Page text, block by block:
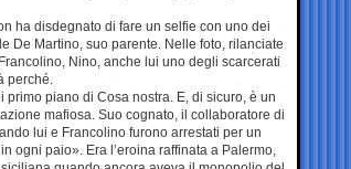
ha disdegnato di fare un selfie con uno dei
De Martino, suo parente. Nelle foto, rilanciate
Nino, anche lui uno degli scarcerati
perché.
piano di Cosa nostra. E, di sicuro, è un
mafiosa. Suo cognato, il collaboratore di
lui e Francolino furono arrestati per un
ogni paio». Era l’eroina raffinata a Palermo,